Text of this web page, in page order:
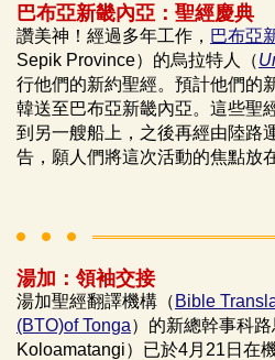
巴布亞新畿內亞：聖經慶典
讚美神！經過多年工作， 巴布亞
Sepik Province）的烏拉特人（
行他們的新約聖經。預計他們的
韓送至巴布亞新畿內亞。這些聖
到另一艘船上，之後再經由陸路
告，願人們將這次活動的焦點放
湯加：領袖交接
湯加聖經翻譯機構（ Bible
(BTO)of Tonga）的新總幹事科
Koloamatangi）已於4月21日在